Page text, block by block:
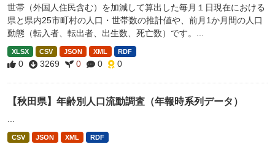
世帯（外国人住民含む）を加減して算出した毎月１日現在における
県と県内25市町村の人口・世帯数の推計値や、前月1か月間の人口
動態（転入者、転出者、出生数、死亡数）です。...
XLSX CSV JSON XML RDF
0 3269 0 0 0
【秋田県】年齢別人口流動調査（年報時系列データ）
CSV JSON XML RDF